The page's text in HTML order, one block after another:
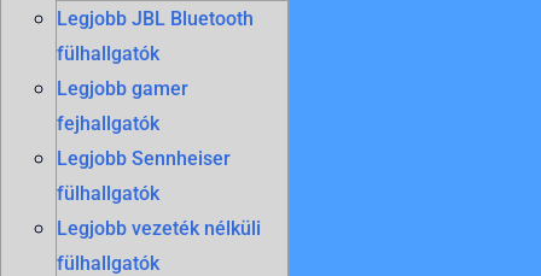
Legjobb JBL Bluetooth
fülhallgatók
Legjobb gamer
fejhallgatók
Legjobb Sennheiser
fülhallgatók
Legjobb vezeték nélküli
fülhallgatók